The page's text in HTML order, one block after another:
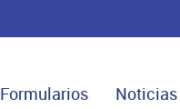
Formularios Noticias